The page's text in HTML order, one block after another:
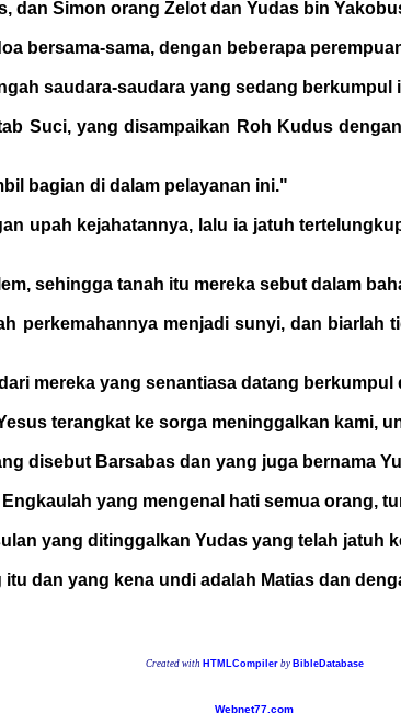
dan Simon orang Zelot dan Yudas bin
bersama-sama, dengan beberapa
saudara-saudara yang sedang
Suci, yang disampaikan Roh Kudus
bagian di dalam pelayanan ini."
upah kejahatannya, lalu ia jatuh
sehingga tanah itu mereka sebut dalam
perkemahannya menjadi sunyi, dan
mereka yang senantiasa datang
terangkat ke sorga meninggalkan kami,
disebut Barsabas dan yang juga bernama
yang mengenal hati semua orang,
yang ditinggalkan Yudas yang telah jatuh
dan yang kena undi adalah Matias dan
Created with HTMLCompilerby BibleDatabase
Webnet77.com